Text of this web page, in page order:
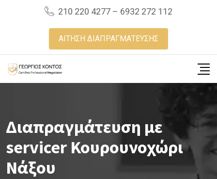
210 220 4277 – 6932 272 112
ΑΙΤΗΣΗ ΔΙΑΠΡΑΓΜΑΤΕΥΣΗΣ
Διαπραγμάτευση με
servicer Κουρουνοχώρι
Νάξου